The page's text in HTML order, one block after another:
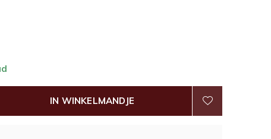
IN WINKELMANDJE